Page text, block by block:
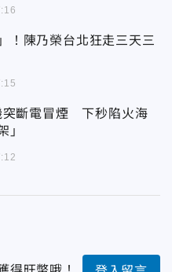
！陳乃榮台北狂走三天三
突斷電冒煙 下秒陷火海
」